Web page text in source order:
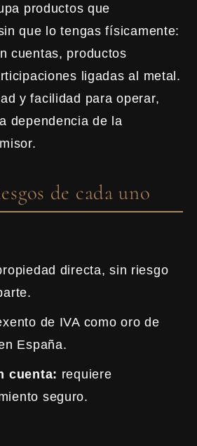
productos que
que lo tengas físicamente:
cuentas, productos
ligadas al metal.
y facilidad para operar,
dependencia de la
de cada uno
directa, sin riesgo
de IVA como oro de
España.
cuenta: requiere
seguro.